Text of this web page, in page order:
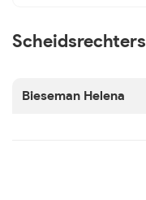
Scheidsrechters
Bieseman Helena